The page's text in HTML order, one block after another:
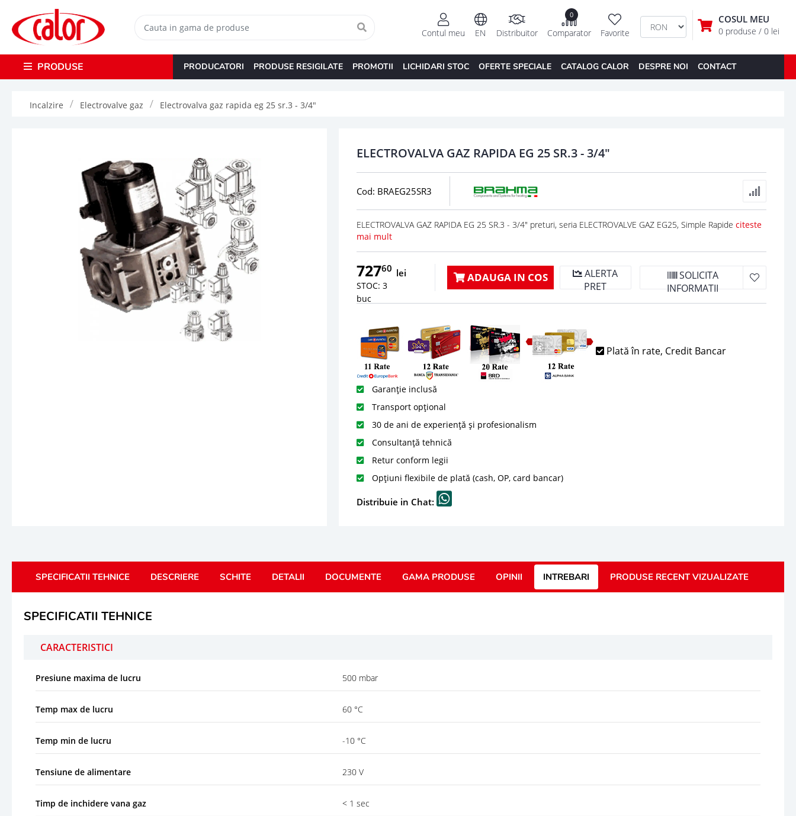
COSUL MEU
0 produse / 0 lei
Favorite
0
Comparator
Distribuitor
EN
Contul meu
PRODUSE PRODUCATORI PRODUSE RESIGILATE PROMOTII LICHIDARI STOC OFERTE SPECIALE CATALOG CALOR DESPRE NOI CONTACT
Incalzire Electrovalve gaz Electrovalva gaz rapida eg 25 sr.3 - 3/4"
ELECTROVALVA GAZ RAPIDA EG 25 SR.3 - 3/4"
Cod: BRAEG25SR3
ELECTROVALVA GAZ RAPIDA EG 25 SR.3 - 3/4" preturi, seria ELECTROVALVE GAZ EG25, Simple Rapide citeste
mai mult
72760 lei
STOC: 3
buc
ADAUGA IN COS
ALERTA
PRET
SOLICITA
INFORMATII
Plată în rate, Credit Bancar
Garanție inclusă
Transport opțional
30 de ani de experiență și profesionalism
Consultanță tehnică
Retur conform legii
Opțiuni flexibile de plată (cash, OP, card bancar)
Distribuie in Chat:
SPECIFICATII TEHNICE DESCRIERE SCHITE DETALII DOCUMENTE GAMA PRODUSE OPINII INTREBARI PRODUSE RECENT VIZUALIZATE
SPECIFICATII TEHNICE
CARACTERISTICI
Presiune maxima de lucru 500 mbar
Temp max de lucru 60 °C
Temp min de lucru -10 °C
Tensiune de alimentare 230 V
Timp de inchidere vana gaz < 1 sec